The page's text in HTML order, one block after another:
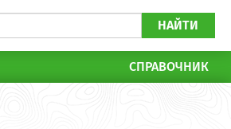
НАЙТИ
СПРАВОЧНИК